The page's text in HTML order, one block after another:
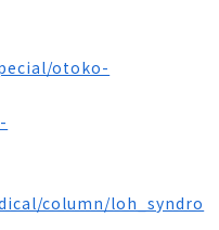
otoko-
column/loh_syndro